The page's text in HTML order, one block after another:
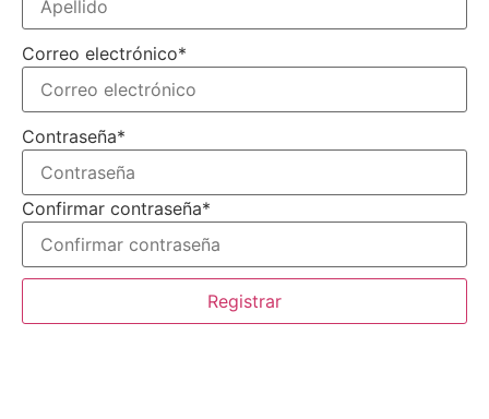
Correo electrónico*
Contraseña*
Confirmar contraseña*
Registrar